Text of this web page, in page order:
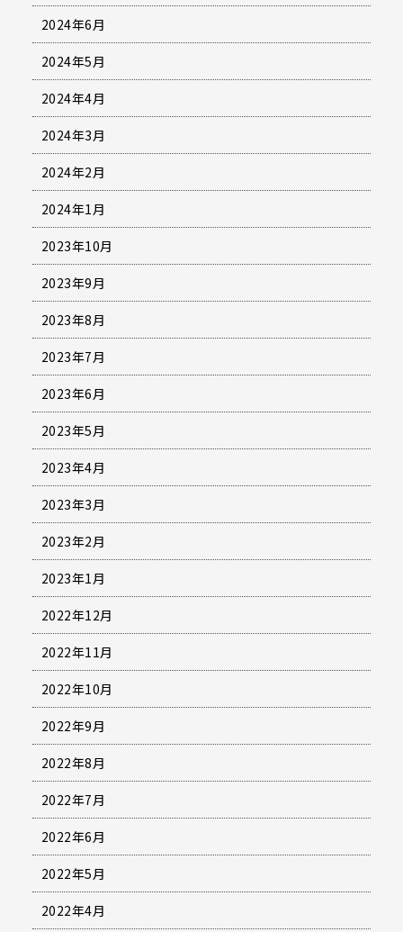
2024年6月
2024年5月
2024年4月
2024年3月
2024年2月
2024年1月
2023年10月
2023年9月
2023年8月
2023年7月
2023年6月
2023年5月
2023年4月
2023年3月
2023年2月
2023年1月
2022年12月
2022年11月
2022年10月
2022年9月
2022年8月
2022年7月
2022年6月
2022年5月
2022年4月